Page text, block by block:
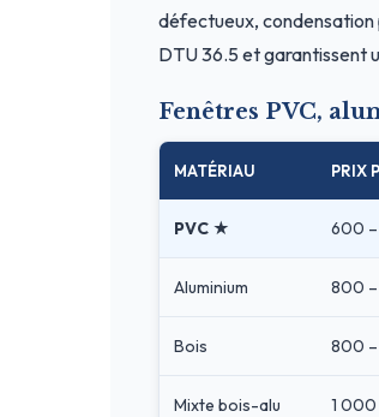
défectueux,
DTU 36.5 et garantissent
Fenêtres PVC,
MATÉRIAU PRIX
PVC ★ 600
Aluminium 800
Bois 800
Mixte bois-alu 1